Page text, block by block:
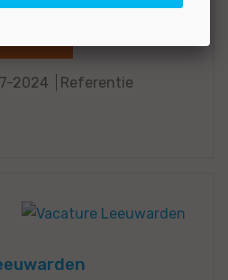
2024
Referentie